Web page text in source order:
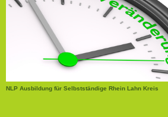
NLP Ausbildung für Selbstständige Rhein Lahn Kreis